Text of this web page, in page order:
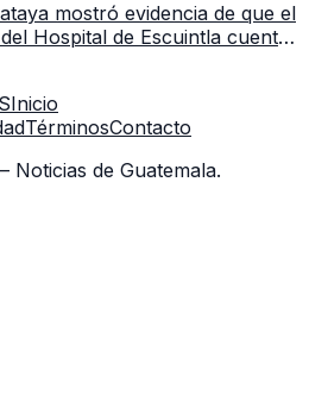
mostró evidencia de que el
Hospital de Escuintla cuenta
Inicio
TérminosContacto
Noticias de Guatemala.